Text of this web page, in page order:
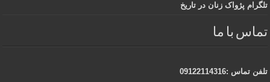
تلگرام پژواک زنان در تاریخ
تماس با ما
تلفن تماس :09122114316